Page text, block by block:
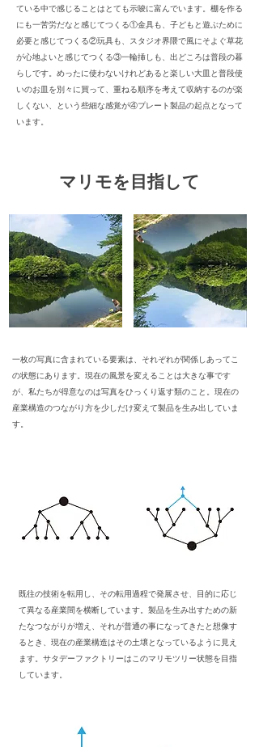
ている中で感じることはとても示唆に富んでいます。棚を作る
にも一苦労だなと感じてつくる①金具も、子どもと遊ぶために
必要と感じてつくる②玩具も、スタジオ界隈で風にそよぐ草花
が心地よいと感じてつくる③一輪挿しも、出どころは普段の暮
らしです。めったに使わないけれどあると楽しい大皿と普段使
いのお皿を別々に買って、重ねる順序を考えて収納するのが楽
しくない、という些細な感覚が④プレート製品の起点となって
います。
マリモを目指して
一枚の写真に含まれている要素は、それぞれが関係しあってこ
の状態にあります。現在の風景を変えることは大きな事です
が、私たちが得意なのは写真をひっくり返す類のこと。現在の
産業構造のつながり方を少しだけ変えて製品を生み出していま
す。
既往の技術を転用し、その転用過程で発展させ、目的に応じ
て異なる産業間を横断しています。 製品を生み出すための新
たなつながりが増え、それが普通の事になってきたと想像す
るとき、現在の産業構造はその土壌となっているように見え
ます。サタデーファクトリーはこのマリモツリー状態を目指
しています。